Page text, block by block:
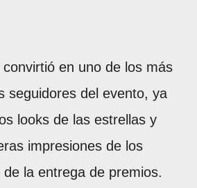
en uno de los más
seguidores del evento, ya
looks de las estrellas y
impresiones de los
la entrega de premios.